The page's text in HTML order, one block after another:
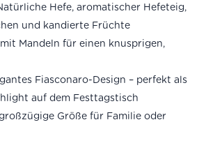
Hefe, aromatischer Hefeteig,
und kandierte Früchte
Mandeln für einen knusprigen,
Fiasconaro-Design – perfekt als
auf dem Festtagstisch
Größe für Familie oder